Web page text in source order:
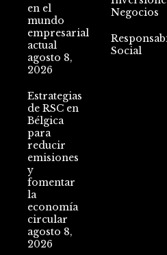
en el
mundo
empresarial
actual
agosto 8,
2026
Estrategias
de RSC en
Bélgica
para
reducir
emisiones
y
fomentar
la
economía
circular
agosto 8,
2026
Negocios
Social